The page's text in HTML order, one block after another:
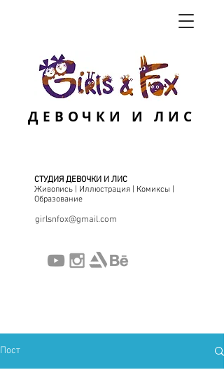
СТУДИЯ ДЕВОЧКИ И ЛИС
Живопись | Иллюстрация | Комиксы |
Образование
girlsnfox@gmail.com
ДЕВОЧКИ И ЛИС
Пост